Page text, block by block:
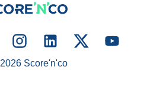
2026Score'n'co